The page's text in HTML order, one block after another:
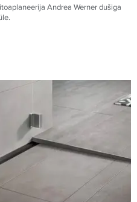
Andrea Werner dušiga